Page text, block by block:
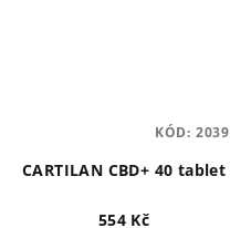
CARTILAN CBD+ 40 tablet
554 Kč
KÓD: 2039